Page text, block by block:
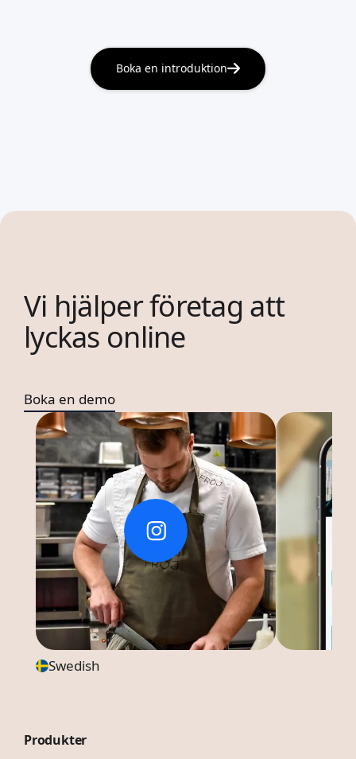
Boka en introduktion
Vi hjälper företag att
lyckas online
Boka en demo
Swedish
Produkter